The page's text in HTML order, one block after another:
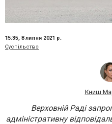
15:35, 8 липня 2021 р.
Суспільство
Книш
Верховній Раді
адміністративну